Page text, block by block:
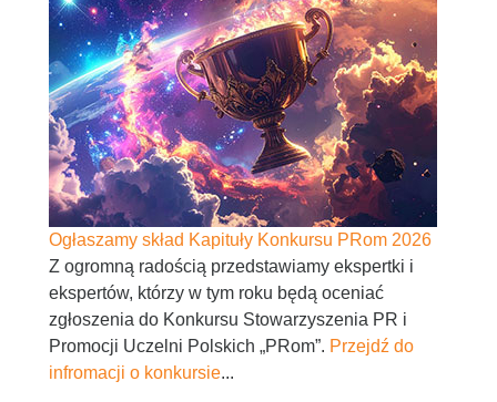
Ogłaszamy skład Kapituły Konkursu PRom 2026
Z ogromną radością przedstawiamy ekspertki i
ekspertów, którzy w tym roku będą oceniać
zgłoszenia do Konkursu Stowarzyszenia PR i
Promocji Uczelni Polskich „PRom”. Przejdź do
infromacji o konkursie...